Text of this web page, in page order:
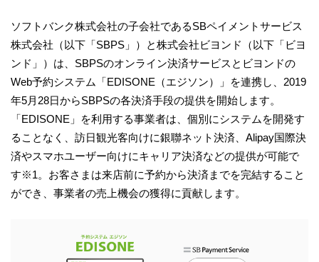
ソフトバンク株式会社の子会社であるSBペイメントサービス
株式会社（以下「SBPS」）と株式会社ビヨンド（以下「ビヨ
ンド」）は、SBPSのオンライン決済サービスとビヨンドの
Web予約システム「EDISONE（エジソン）」を連携し、2019
年5月28日からSBPSの各決済手段の提供を開始します。
「EDISONE」を利用する事業者は、個別にシステムを開発す
ることなく、訪日観光客向けに銀聯ネット決済、Alipay国際決
済やスマホユーザー向けにキャリア決済などの提供が可能で
す※1。お客さまは来店前に予約から決済までを完結すること
ができ、事業者の売上機会の獲得に貢献します。